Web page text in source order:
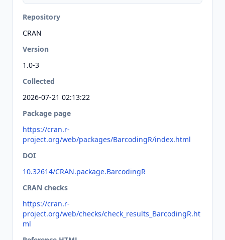
Repository
CRAN
Version
1.0-3
Collected
2026-07-21 02:13:22
Package page
https://cran.r-
project.org/web/packages/BarcodingR/index.html
DOI
10.32614/CRAN.package.BarcodingR
CRAN checks
https://cran.r-
project.org/web/checks/check_results_BarcodingR.ht
ml